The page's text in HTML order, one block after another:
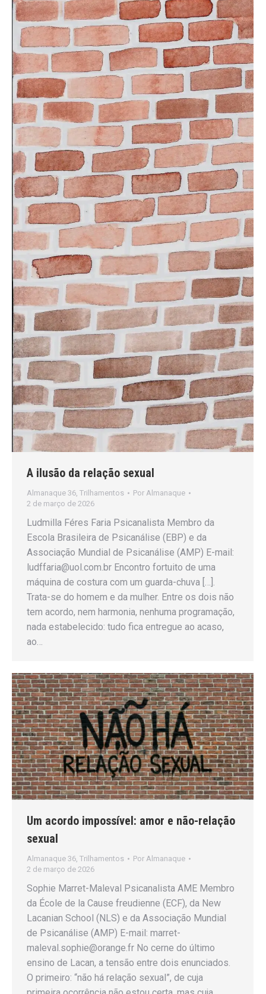
A ilusão da relação sexual
Almanaque 36 Trilhamentos Por Almanaque
2 de março de 2026
Ludmilla Féres Faria Psicanalista Membro da
Escola Brasileira de Psicanálise (EBP) e da
Associação Mundial de Psicanálise (AMP) E-mail:
ludffaria@uol.com.br Encontro fortuito de uma
máquina de costura com um guarda-chuva […].
Trata-se do homem e da mulher. Entre os dois não
tem acordo, nem harmonia, nenhuma programação,
nada estabelecido: tudo fica entregue ao acaso,
ao…
Um acordo impossível: amor e não-relação
sexual
Almanaque 36 Trilhamentos Por Almanaque
2 de março de 2026
Sophie Marret-Maleval Psicanalista AME Membro
da École de la Cause freudienne (ECF), da New
Lacanian School (NLS) e da Associação Mundial
de Psicanálise (AMP) E-mail: marret-
maleval.sophie@orange.fr No cerne do último
ensino de Lacan, a tensão entre dois enunciados.
O primeiro: “não há relação sexual”, de cuja